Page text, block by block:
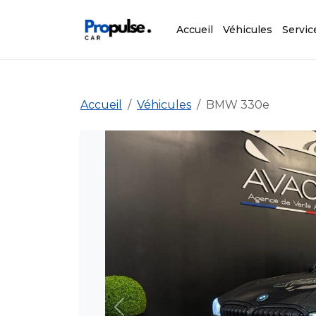
Accueil Véhicules
Accueil Véhicules BMW 330e